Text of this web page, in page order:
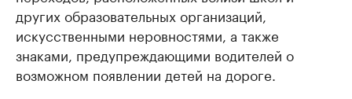
других образовательных организаций,
искусственными неровностями, а также
знаками, предупреждающими водителей о
возможном появлении детей на дороге.